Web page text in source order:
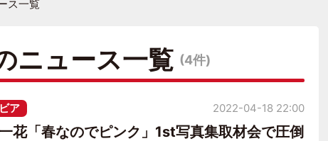
ス一覧
ニュース一覧 (4件)
ア
花「春なのでピンク」1st写真集取材会で圧倒
2022-04-18 22:00